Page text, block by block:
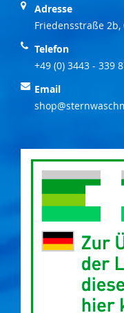
Adresse
Friedensstraße
Telefon
+49 (0) 3443 - 339
Email